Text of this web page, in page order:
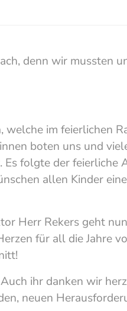
denn wir mussten
im feierlichen
boten uns und
folgte der feierliche
allen Kinder
Herr Rekers geht
für all die Jahre
ihr danken wir
neuen